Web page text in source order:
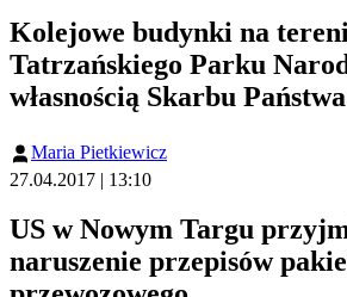
Kolejowe budynki na
Tatrzańskiego Parku
własnością Skarbu Państwa
Maria Pietkiewicz
27.04.2017 | 13:10
US w Nowym Targu
naruszenie przepisów